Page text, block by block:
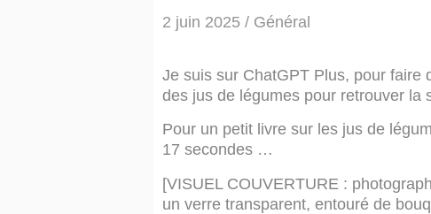
2 juin 2025 / Général
Je suis sur ChatGPT Plus, pour faire
des jus de légumes pour retrouver la
Pour un petit livre sur les jus de
17 secondes …
[VISUEL COUVERTURE :
un verre transparent, entouré de